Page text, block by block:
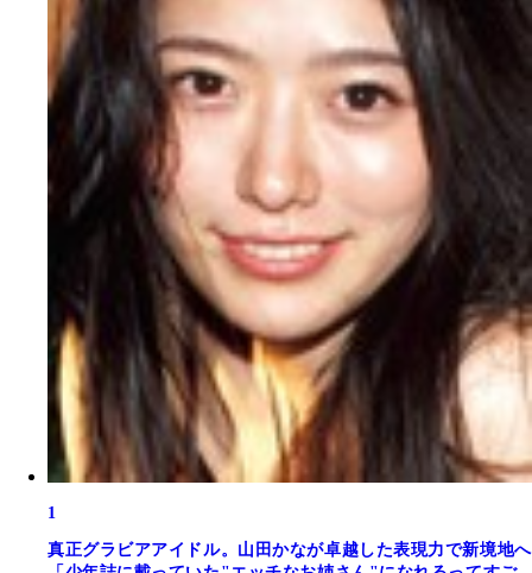
1
真正グラビアアイドル。山田かなが卓越した表現力で新境地へ